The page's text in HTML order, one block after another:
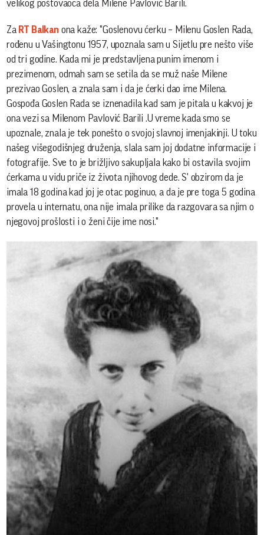
velikog poštovaoca dela Milene Pavlović Barili.
ZaRT Balkanona kaže: "Goslenovu ćerku – Milenu Goslen Rada,
rođenu u Vašingtonu 1957, upoznala sam u Sijetlu pre nešto više
od tri godine. Kada mi je predstavljena punim imenom i
prezimenom, odmah sam se setila da se muž naše Milene
prezivao Goslen, a znala sam i da je ćerki dao ime Milena.
Gospođa Goslen Rada se iznenadila kad sam je pitala u kakvoj je
ona vezi sa Milenom Pavlović Barili .U vreme kada smo se
upoznale, znala je tek ponešto o svojoj slavnoj imenjakinji. U toku
našeg višegodišnjeg druženja, slala sam joj dodatne informacije i
fotografije. Sve to je brižljivo sakupljala kako bi ostavila svojim
ćerkama u vidu priče iz života njihovog dede. S' obzirom da je
imala 18 godina kad joj je otac poginuo, a da je pre toga 5 godina
provela u internatu, ona nije imala prilike da razgovara sa njim o
njegovoj prošlosti i o ženi čije ime nosi."